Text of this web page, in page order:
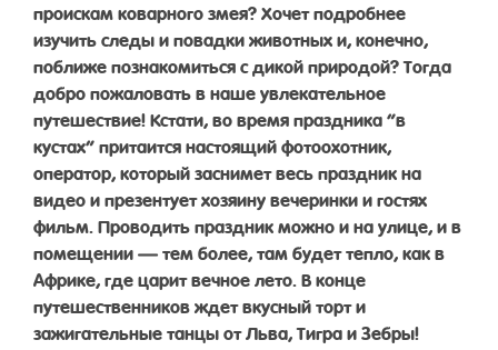
проискам коварного змея? Хочет подробнее
изучить следы и повадки животных и, конечно,
поближе познакомиться с дикой природой? Тогда
добро пожаловать в наше увлекательное
путешествие! Кстати, во время праздника “в
кустах” притаится настоящий фотоохотник,
оператор, который заснимет весь праздник на
видео и презентует хозяину вечеринки и гостях
фильм. Проводить праздник можно и на улице, и в
помещении — тем более, там будет тепло, как в
Африке, где царит вечное лето. В конце
путешественников ждет вкусный торт и
зажигательные танцы от Льва, Тигра и Зебры!